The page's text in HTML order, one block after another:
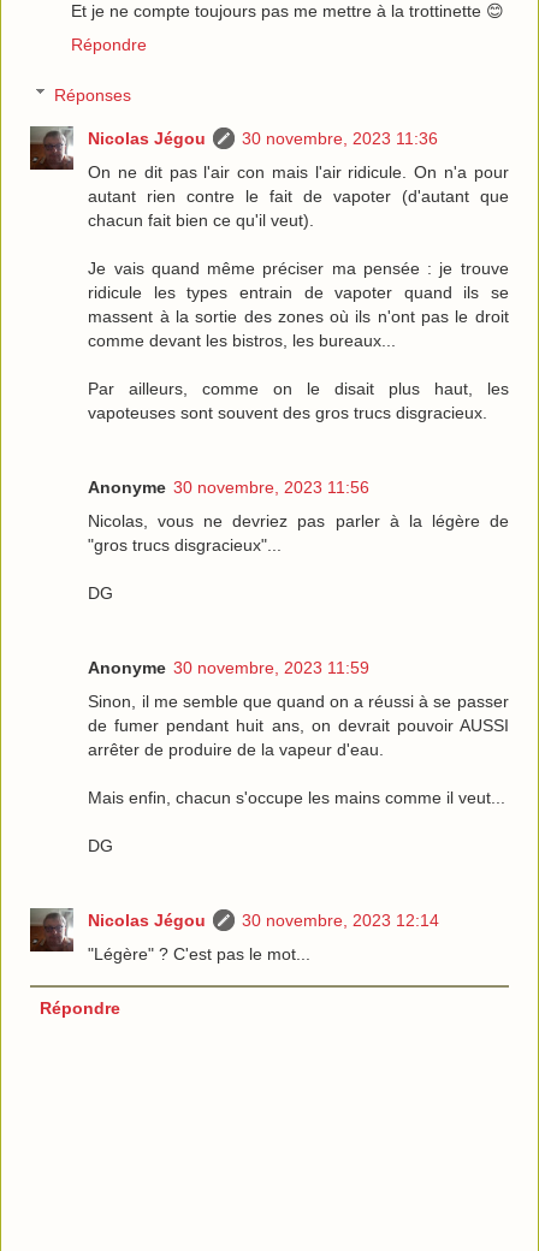
Et je ne compte toujours pas me mettre à la trottinette 😊
Répondre
Réponses
Nicolas Jégou
30 novembre, 2023 11:36
On ne dit pas l'air con mais l'air ridicule. On n'a pour
autant rien contre le fait de vapoter (d'autant que
chacun fait bien ce qu'il veut).
Je vais quand même préciser ma pensée : je trouve
ridicule les types entrain de vapoter quand ils se
massent à la sortie des zones où ils n'ont pas le droit
comme devant les bistros, les bureaux...
Par ailleurs, comme on le disait plus haut, les
vapoteuses sont souvent des gros trucs disgracieux.
Anonyme 30 novembre, 2023 11:56
Nicolas, vous ne devriez pas parler à la légère de
"gros trucs disgracieux"...
DG
Anonyme 30 novembre, 2023 11:59
Sinon, il me semble que quand on a réussi à se passer
de fumer pendant huit ans, on devrait pouvoir AUSSI
arrêter de produire de la vapeur d'eau.
Mais enfin, chacun s'occupe les mains comme il veut...
DG
Nicolas Jégou
30 novembre, 2023 12:14
"Légère" ? C'est pas le mot...
Répondre